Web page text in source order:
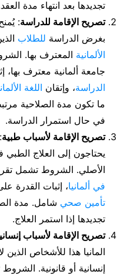
تجديدها بعد انتهاء مدة
تصريح الإقامة للدراسة:
بغرض الدراسة للطلاب
الألمانية المعترف بها.
جامعة ألمانية معترف بها،
الدراسة، وإتقان اللغة
ما تكون مدة الصلاحية
في حال استمرار الدراسة.
تصريح الإقامة لأسباب طبية
يحتاجون إلى العلاج الطبي
الأصلي. الشروط تشمل
في ألمانيا، إثبات القدرة
تأمين صحي شامل. مدة
تجديدها إذا استمر العلاج.
تصريح الإقامة لأسباب
المانيا هذا للأشخاص الذين
إنسانية أو قانونية.